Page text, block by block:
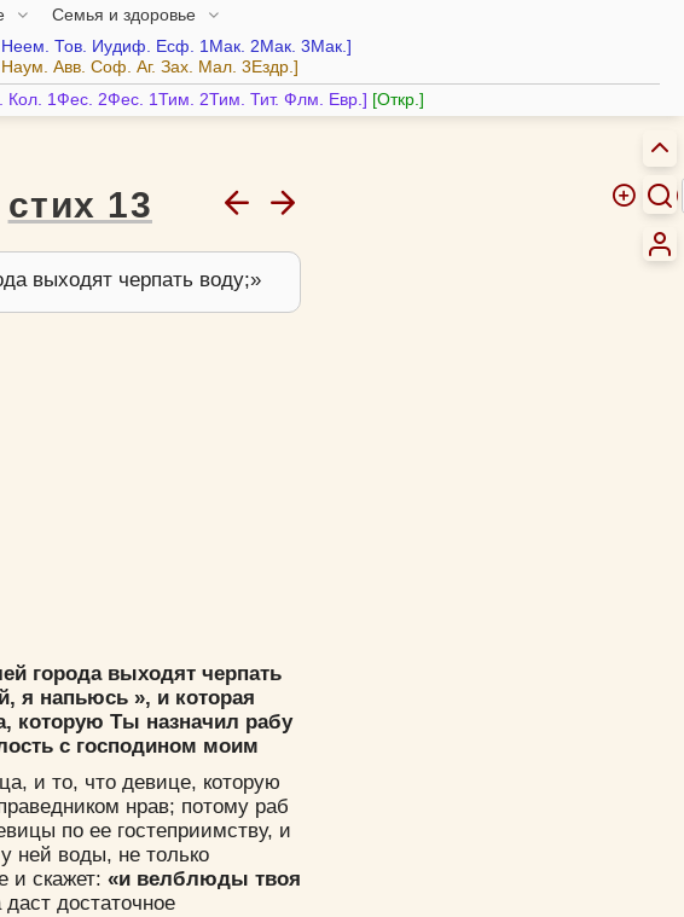
Семья и здоровье
Неем. Тов. Иудиф. Есф. 1Мак. 2Мак. 3Мак.
Наум. Авв. Соф. Аг. Зах. Мал. 3Ездр.
Кол. 1Фес. 2Фес. 1Тим. 2Тим. Тит. Флм. Евр. Откр.
стих 13
выходят черпать воду;
города выходят черпать
я напьюсь », и которая
которую Ты назначил рабу
с господином моим
и то, что девице, которую
нрав; потому раб
по ее гостеприимству, и
ней воды, не только
и скажет: «и велблюды твоя
достаточное